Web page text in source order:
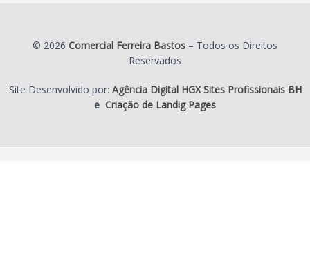
© 2026 Comercial Ferreira Bastos – Todos os Direitos
Reservados
Site Desenvolvido por: Agência Digital HGX Sites Profissionais BH
e Criação de Landig Pages